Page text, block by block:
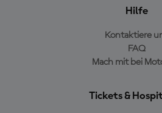
Hilfe
Kontaktiere
FAQ
Mach mit bei
Tickets &